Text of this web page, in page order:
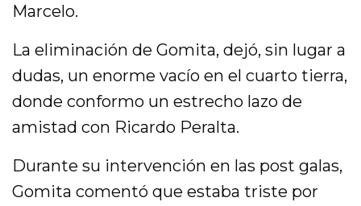
Marcelo.
La eliminación de Gomita, dejó, sin lugar a
dudas, un enorme vacío en el cuarto tierra,
donde conformo un estrecho lazo de
amistad con Ricardo Peralta.
Durante su intervención en las post galas,
Gomita comentó que estaba triste por